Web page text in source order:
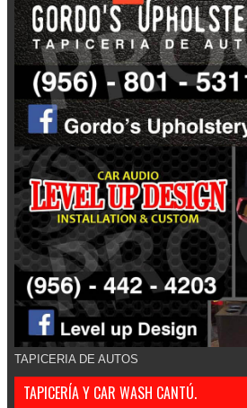
TAPICERIA DE AUTOS
TAPICERÍA Y CAR WASH CANTÚ.